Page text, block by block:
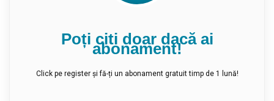
Poți citi doar dacă ai
abonament!
Click pe register și fă-ți un abonament gratuit timp de 1 lună!